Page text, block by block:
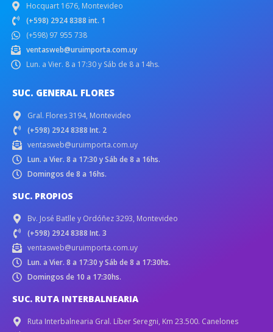
Hocquart 1676, Montevideo
(+598) 2924 8388 int. 1
(+598) 97 955 738
ventasweb@uruimporta.com.uy
Lun. a Vier. 8 a 17:30 y Sáb de 8 a 14hs.
SUC. GENERAL FLORES
Gral. Flores 3194, Montevideo
(+598) 2924 8388 Int. 2
ventasweb@uruimporta.com.uy
Lun. a Vier. 8 a 17:30 y Sáb de 8 a 16hs.
Domingos de 8 a 16hs.
SUC. PROPIOS
Bv. José Batlle y Ordóñez 3293, Montevideo
(+598) 2924 8388 Int. 3
ventasweb@uruimporta.com.uy
Lun. a Vier. 8 a 17:30 y Sáb de 8 a 17:30hs.
Domingos de 10 a 17:30hs.
SUC. RUTA INTERBALNEARIA
Ruta Interbalnearia Gral. Líber Seregni, Km 23.500. Canelones